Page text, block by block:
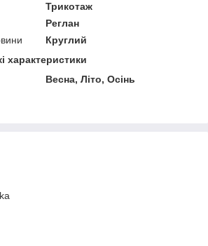
Трикотаж
Реглан
Круглий
характеристики
Весна, Літо, Осінь